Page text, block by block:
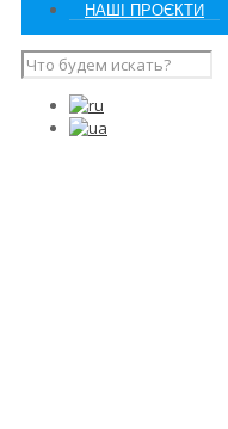
НАШІ ПРОЄКТИ